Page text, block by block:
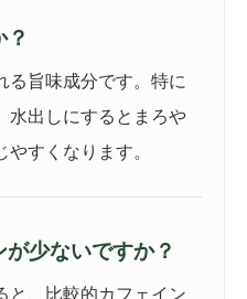
る旨味成分です。特に
水出しにするとまろや
すくなります。
少ないですか？
と、比較的カフェイン